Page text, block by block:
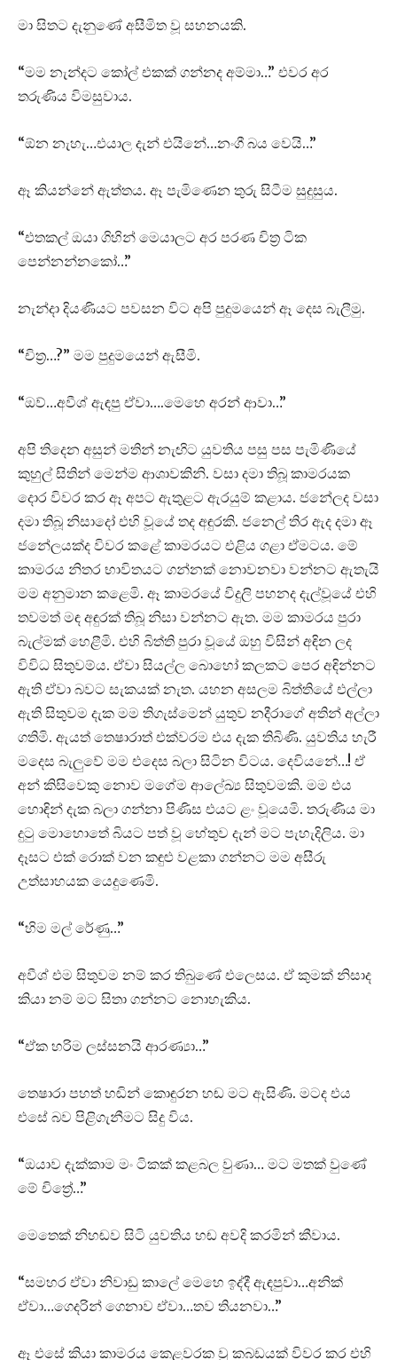
මා සිතට දැනුණේ අසීමිත වූ සහනයකි.
“මම නැන්දට කෝල් එකක් ගන්නද අම්මා…” එවර අර
තරුණිය විමසුවාය.
“ඕන නැහැ…එයාල දැන් එයිනේ…නංගී බය වෙයි…”
ඈ කියන්නේ ඇත්තය. ඈ පැමිණෙන තුරු සිටීම සුදුසුය.
“එතකල් ඔයා ගිහින් මෙයාලට අර පරණ චිත්‍ර ටික
පෙන්නන්නකෝ…”
නැන්දා දියණියට පවසන විට අපි පුදුමයෙන් ඈ දෙස බැලීමු.
“චිත්‍ර…?” මම පුදුමයෙන් ඇසීමි.
“ඔව්…අවීශ් ඇඳපු ඒවා….මෙහෙ අරන් ආවා…”
අපි තිදෙන අසුන් මතින් නැඟිට යුවතිය පසු පස පැමිණියේ
කුහුල් සිතින් මෙන්ම ආශාවකිනි. වසා දමා තිබූ කාමරයක
දොර විවර කර ඈ අපට ඇතුළට ඇරයුම් කළාය. ජනේලද වසා
දමා තිබූ නිසාදෝ එහි වූයේ තද අඳුරකි. ජනෙල් තිර ඇද දමා ඈ
ජනේලයක්ද විවර කළේ කාමරයට එළිය ගළා ඒමටය. මේ
කාමරය නිතර භාවිතයට ගන්නක් නොවනවා වන්නට ඇතැයි
මම අනුමාන කළෙමි. ඈ කාමරයේ විදුලි පහනද දැල්වූයේ එහි
තවමත් මඳ අඳුරක් තිබූ නිසා වන්නට ඇත. මම කාමරය පුරා
බැල්මක් හෙළීමි. එහි බිත්ති පුරා වූයේ ඔහු විසින් අඳින ලද
විවිධ සිතුවම්ය. ඒවා සියල්ල බොහෝ කලකට පෙර අඳින්නට
ඇති ඒවා බවට සැකයක් නැත. යහන අසලම බිත්තියේ එල්ලා
ඇති සිතුවම දැක මම තිගැස්මෙන් යුතුව නදීරාගේ අතින් අල්ලා
ගතිමි. ඇයත් තෙෂාරාත් එක්වරම එය දැක තිබිණි. යුවතිය හැරී
මදෙස බැලුවේ මම එදෙස බලා සිටින විටය. දෙවියනේ…! ඒ
අන් කිසිවෙකු නොව මගේම ආලේඛ්‍ය සිතුවමකි. මම එය
හොඳින් දැක බලා ගන්නා පිණිස එයට ළං වූයෙමි. තරුණිය මා
දුටු මොහොතේ බියට පත් වූ හේතුව දැන් මට පැහැදිලිය. මා
දෑසට එක් රොක් වන කඳුළු වළකා ගන්නට මම අසීරු
උත්සාහයක යෙදුණෙමි.
“හිම මල් රේණු…”
අවීශ් එම සිතුවම නම් කර තිබුණේ එලෙසය. ඒ කුමක් නිසාද
කියා නම් මට සිතා ගන්නට නොහැකිය.
“ඒක හරිම ලස්සනයි ආරණ්‍යා…”
තෙෂාරා පහත් හඬින් කොඳුරන හඬ මට ඇසිණි. මටද එය
එසේ බව පිළිගැනීමට සිදු විය.
“ඔයාව දැක්කාම මං ටිකක් කළබල වුණා… මට මතක් වුණේ
මේ චිත්‍රේ…”
මෙතෙක් නිහඬව සිටි යුවතිය හඬ අවදි කරමින් කීවාය.
“සමහර ඒවා නිවාඩු කාලේ මෙහෙ ඉද්දී ඇඳපුවා…අනික්
ඒවා…ගෙදරින් ගෙනාව ඒවා…තව තියනවා…”
ඈ එසේ කියා කාමරය කෙළවරක වූ කබඩයක් විවර කර එහි